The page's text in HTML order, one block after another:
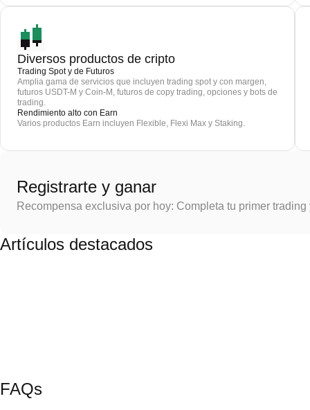
Diversos productos de cripto
Trading Spot y de Futuros
Amplia gama de servicios que incluyen trading spot y con margen,
futuros USDT-M y Coin-M, futuros de copy trading, opciones y bots de
trading.
Rendimiento alto con Earn
Varios productos Earn incluyen Flexible, Flexi Max y Staking.
Registrarte y ganar
Recompensa exclusiva por hoy: Completa tu primer
Artículos destacados
FAQs